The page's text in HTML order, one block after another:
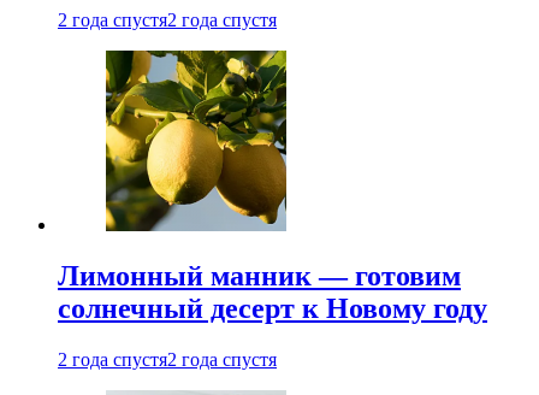
2 года спустя2 года спустя
Лимонный манник — готовим
солнечный десерт к Новому году
2 года спустя2 года спустя